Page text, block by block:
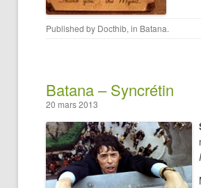
Published by Docthib, in Batana.
Batana – Syncrétin
20 mars 2013